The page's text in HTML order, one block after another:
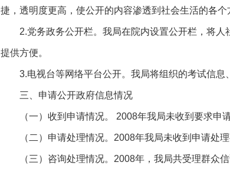
捷，透明度更高，使公开的内容渗透到社会生活的各个
2.党务政务公开栏。我局在院内设置公开栏，将
提供方便。
3.电视台等网络平台公开。我局将组织的考试信息
三、申请公开政府信息情况
（一）收到申请情况。 2008年我局未收到要求申
（二）申请处理情况。2008年我局未收到申请处
（三）咨询处理情况。2008年，我局共受理群众